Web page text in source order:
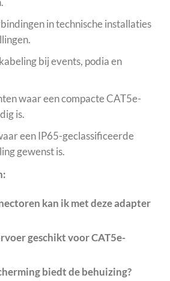
in technische installaties
bij events, podia en
waar een compacte CAT5e-
is.
een IP65-geclassificeerde
gewenst is.
kan ik met deze adapter
geschikt voor CAT5e-
biedt de behuizing?